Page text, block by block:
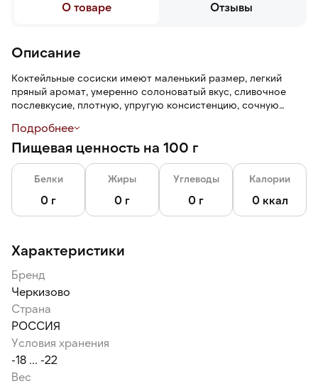
О товаре Отзывы
Описание
Коктейльные сосиски имеют маленький размер, легкий
пряный аромат, умеренно солоноватый вкус, сливочное
послевкусие, плотную, упругую консистенцию, сочную
лопаются.
Подробнее
Пищевая ценность на 100 г
Белки
0 г
Жиры
0 г
Углеводы
0 г
Калории
0 ккал
Характеристики
Бренд
Черкизово
Страна
РОССИЯ
Условия хранения
-18 ... -22
Вес